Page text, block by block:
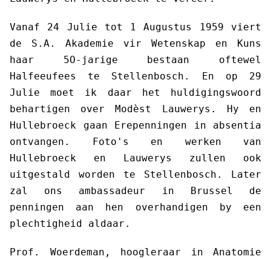
Vanaf 24 Julie tot 1 Augustus 1959 viert
de S.A. Akademie vir Wetenskap en Kuns
haar 5O-jarige bestaan oftewel
Halfeeufees te Stellenbosch. En op 29
Julie moet ik daar het huldigingswoord
behartigen over Modèst Lauwerys. Hy en
Hullebroeck gaan Erepenningen in absentia
ontvangen. Foto's en werken van
Hullebroeck en Lauwerys zullen ook
uitgestald worden te Stellenbosch. Later
zal ons ambassadeur in Brussel de
penningen aan hen overhandigen by een
plechtigheid aldaar.
Prof. Woerdeman, hoogleraar in Anatomie